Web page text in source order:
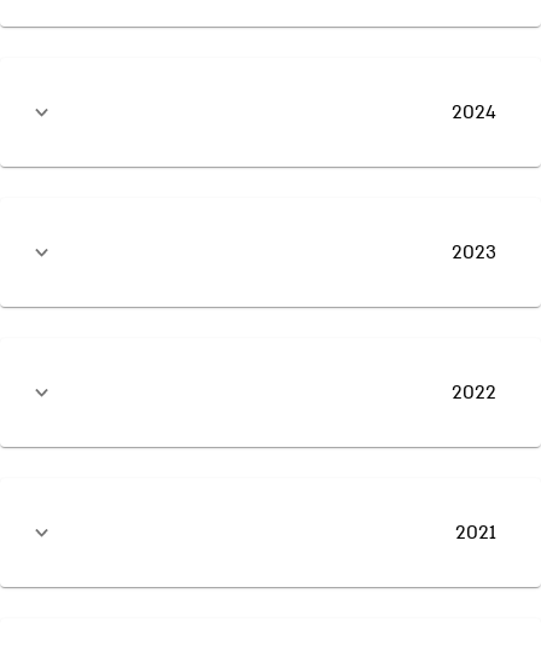
2024
2023
2022
2021